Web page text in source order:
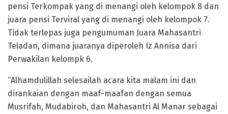
pensi Terkompak yang di menangi oleh kelompok 8 dan
juara pensi Terviral yang di menangi oleh kelompok 7.
Tidak terlepas juga pengumuman Juara Mahasantri
Teladan, dimana juaranya diperoleh Iz Annisa dari
Perwakilan kelompk 6.
“Alhamdulillah selesailah acara kita malam ini dan
dirankaian dengan maaf-maafan dengan semua
Musrifah, Mudabiroh, dan Mahasantri Al Manar sebagai